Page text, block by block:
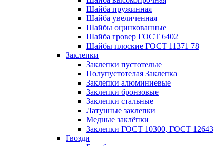
Шайба пружинная
Шайба увеличенная
Шайбы оцинкованные
Шайба гровер ГОСТ 6402
Шайбы плоские ГОСТ 11371 78
Заклепки
Заклепки пустотелые
Полупустотелая Заклепка
Заклепки алюминиевые
Заклепки бронзовые
Заклепки стальные
Латунные заклепки
Медные заклёпки
Заклепки ГОСТ 10300, ГОСТ 12643
Гвозди